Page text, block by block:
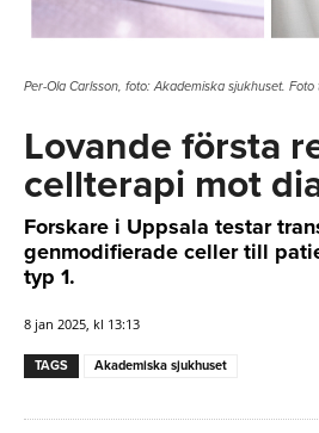
Per-Ola Carlsson, foto: Akademiska sjukhuset. Foto
Lovande första
cellterapi mot
Forskare i Uppsala testar
genmodifierade celler till
typ 1.
8 jan 2025, kl 13:13
TAGS Akademiska sjukhuset